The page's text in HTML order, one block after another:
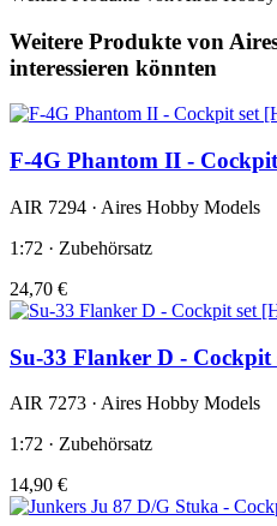
Weitere Produkte von
interessieren könnten
F-4G Phantom II - Cockpit
AIR 7294 · Aires Hobby Models
1:72 · Zubehörsatz
24,70 €
Su-33 Flanker D - Cockpit
AIR 7273 · Aires Hobby Models
1:72 · Zubehörsatz
14,90 €